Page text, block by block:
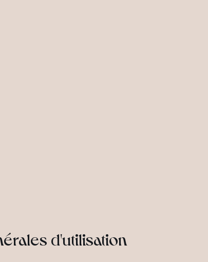
d'utilisation